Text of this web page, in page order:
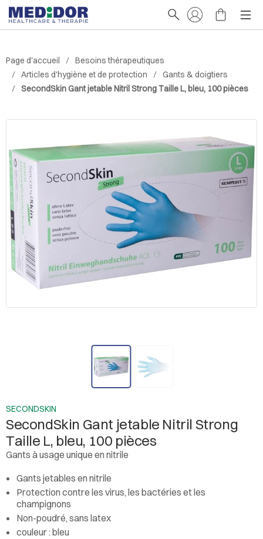
Page d'accueil
Besoins thérapeutiques
Articles d'hygiène et de protection
Gants & doigtiers
SecondSkin Gant jetable Nitril Strong Taille L, bleu, 100 pièces
SECONDSKIN
SecondSkin Gant jetable Nitril Strong
Taille L, bleu, 100 pièces
Gants à usage unique en nitrile
Gants jetables en nitrile
Protection contre les virus, les bactéries et les
champignons
Non-poudré, sans latex
couleur : bleu